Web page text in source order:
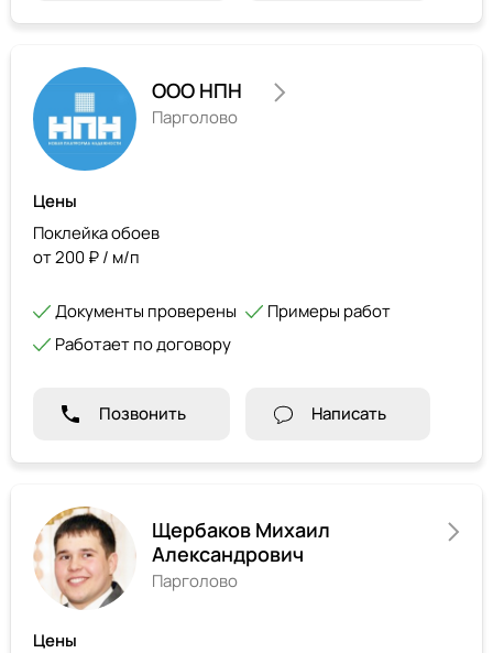
ООО НПН
Парголово
Цены
Поклейка обоев
от 200 ₽ / м/п
Документы проверены
Примеры работ
Работает по договору
Позвонить Написать
Щербаков Михаил
Александрович
Парголово
Цены